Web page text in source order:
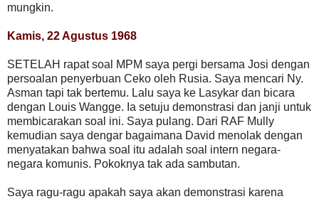
mungkin.
Kamis, 22 Agustus 1968
SETELAH rapat soal MPM saya pergi bersama Josi dengan
persoalan penyerbuan Ceko oleh Rusia. Saya mencari Ny.
Asman tapi tak bertemu. Lalu saya ke Lasykar dan bicara
dengan Louis Wangge. Ia setuju demonstrasi dan janji untuk
membicarakan soal ini. Saya pulang. Dari RAF Mully
kemudian saya dengar bagaimana David menolak dengan
menyatakan bahwa soal itu adalah soal intern negara-
negara komunis. Pokoknya tak ada sambutan.
Saya ragu-ragu apakah saya akan demonstrasi karena